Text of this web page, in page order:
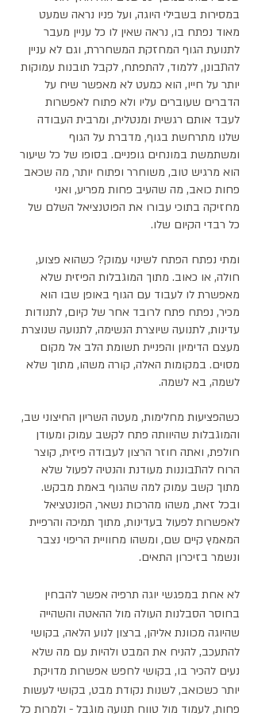
במסירות בשבילי היוגה, ועל פניו נראה שמעט
מאוד נפתח בו, נראה שאין לו כל עניין מעבר
לתנועת הגוף המחזקת המשחררת, וגם לא עניין
להתבונן, ללמוד, להתפתח, לקבל תובנות עמוקות
יותר על חייו, הוא כמעט לא מאפשר שיח על
הדברים שעוברים עליו ולא פתוח לאפשרות
לעבד אותם רגשית ומנטלית, ומרבית העבודה
שלנו מתרחשת בגוף, מדברת על הגוף
ומשתמשת במונחים גופניים. בסופו של כל שיעור
הוא מרגיש טוב, משוחרר ופתוח יותר, מה שכאב
פחות כואב, מה שהעיב פחות מפריע, ואני
מחזיקה בתוכי עבורו את הפוטנציאל השלם של
כל רבדי הקיום שלו.
ומתי נפתח הפתח לשינוי עמוק? כשהוא פצוע,
חולה, או כאוב. מתוך המוגבלות הפיזית שלא
מאפשרת לו לעבוד עם הגוף באופן שבו הוא
מכיר, נפתח פתח לרובד אחר של קיום, לתנודות
עדינות, לתנועה שיוצרת הנשימה, לתנועה שנוצרת
מעצם הדימיון והפניית תשומת הלב אל מקום
מסוים. במקומות האלה, קורה משהו, מתוך שלא
לשמה, בא לשמה.
כשהפציעות מחלימות, מעטה השריון החיצוני שב,
והמוגבלות שהיוותה פתח לקשב עמוק ומעודן
חולפת, ואתה חוזר הרצון לעבודה פיזית, קוצר
הרוח להתבוננות מעודנת והנטיה לפעול שלא
מתוך קשב עמוק למה שהגוף באמת מבקש.
ובכל זאת, משהו מהרכות נשאר, הפונטציאל
לאפשרות לפעול בעדינות, מתוך תמיכה והרפיית
המאמץ קיים שם, ומשהו מחוויית הריפוי נצבר
ונשמר בזיכרון התאים.
לא אחת במפגשי יוגה תרפיה אפשר להבחין
בחוסר הסבלנות העולה מול ההאטה והשהייה
שהיוגה מכוונת אליהן, ברצון לנוע הלאה, בקושי
להתעכב, להניח את המבט ולהיות עם מה שלא
נעים להכיר בו, בקושי לחפש אפשרות מדויקת
יותר כשכואב, לשנות נקודת מבט, בקושי לעשות
פחות, לעמוד מול טווח תנועה מוגבל - ולמרות כל